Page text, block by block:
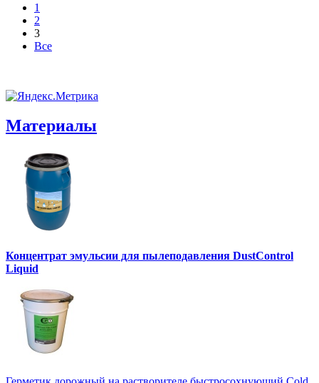
1
2
3
Все
Материалы
Концентрат эмульсии для пылеподавления DustControl
Liquid